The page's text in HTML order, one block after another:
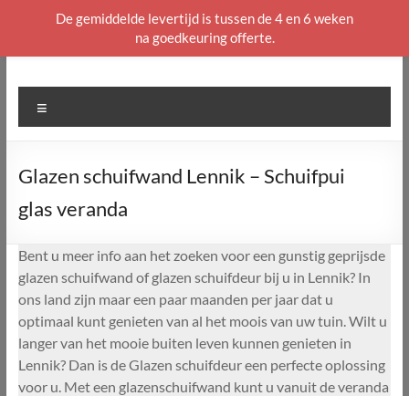
naar
Glazen schuifwand Lennik – Schuifpui
glas veranda
Bent u meer info aan het zoeken voor een gunstig geprijsde
glazen schuifwand of glazen schuifdeur bij u in Lennik? In
ons land zijn maar een paar maanden per jaar dat u
optimaal kunt genieten van al het moois van uw tuin. Wilt u
langer van het mooie buiten leven kunnen genieten in
Lennik? Dan is de Glazen schuifdeur een perfecte oplossing
voor u. Met een glazenschuifwand kunt u vanuit de veranda
De gemiddelde levertijd is tussen de 4 en 6 weken
na goedkeuring offerte.